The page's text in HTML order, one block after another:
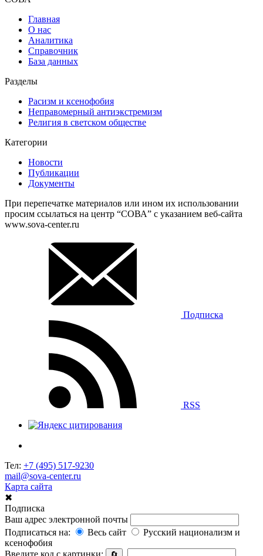
Главная
О нас
Аналитика
Справочник
База данных
Разделы
Расизм и ксенофобия
Неправомерный антиэкстремизм
Религия в светском обществе
Категории
Новости
Публикации
Документы
При перепечатке материалов или ином их использовании
просим ссылаться на центр “СОВА” с указанием веб-сайта
www.sova-center.ru
Подписка
RSS
Тел: +7 (495) 517-9230
mail@sova-center.ru
Карта сайта
✖
Подписка
Ваш адрес электронной почты
Подписаться на:
Весь сайт
Русский национализм и
ксенофобия